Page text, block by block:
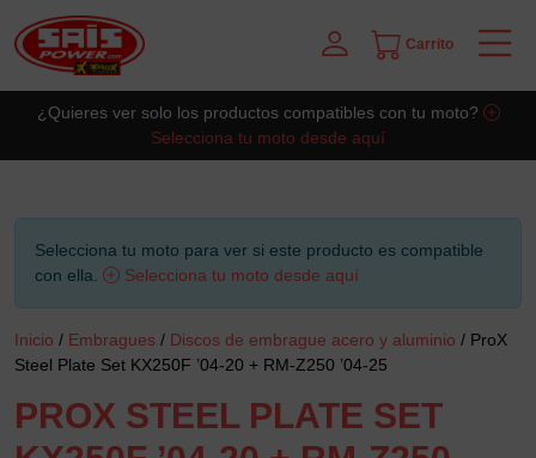
Carrito
¿Quieres ver solo los productos compatibles con tu moto?
Selecciona tu moto desde aquí
Selecciona tu moto para ver si este producto es compatible
con ella.
Selecciona tu moto desde aquí
Inicio / Embragues / Discos de embrague acero y aluminio / ProX
Steel Plate Set KX250F ’04-20 + RM-Z250 ’04-25
PROX STEEL PLATE SET